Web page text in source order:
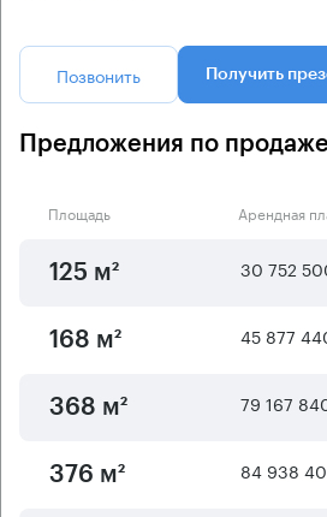
Позвонить Получить
Предложения по
Площадь Арендная
125 м² 30 752
168 м² 45 877
368 м² 79 167
376 м² 84 938